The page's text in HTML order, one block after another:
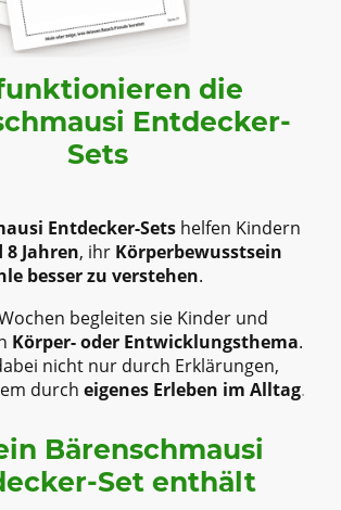
die
Entdecker-
Sets
Entdecker-Sets helfen Kindern
8 Jahren, ihr Körperbewusstsein
besser zu verstehen.
begleiten sie Kinder und
Körper- oder Entwicklungsthema.
nicht nur durch Erklärungen,
durch eigenes Erleben im Alltag.
Bärenschmausi
Set enthält